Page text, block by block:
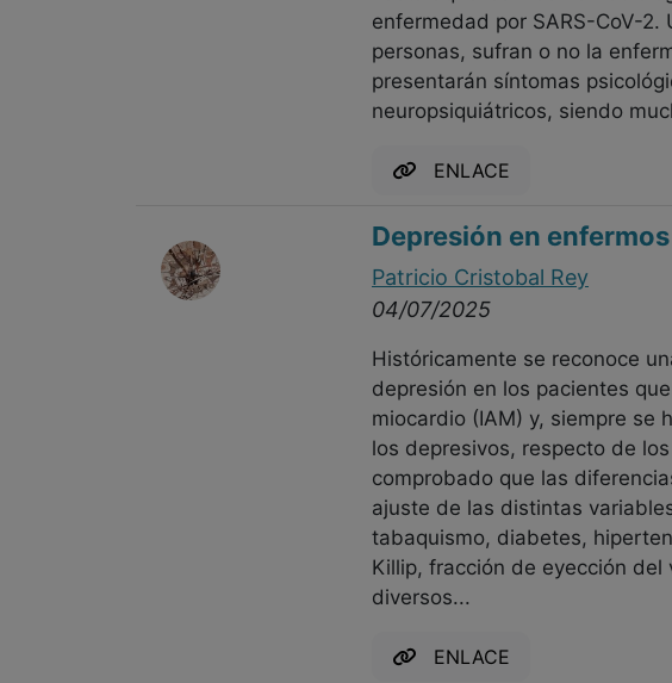
enfermedad por SARS-CoV-
personas, sufran o no la
presentarán síntomas
neuropsiquiátricos, siendo
ENLACE
Depresión en
Patricio Cristobal Rey
04/07/2025
Históricamente se reconoce
depresión en los pacientes
miocardio (IAM) y, siempre se
los depresivos, respecto de
comprobado que las
ajuste de las distintas
tabaquismo, diabetes,
Killip, fracción de eyección
diversos...
ENLACE